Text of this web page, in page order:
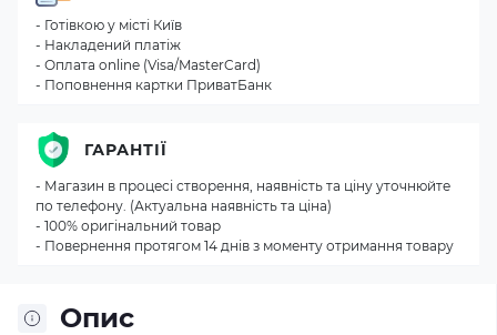
Опис
- Готівкою у місті Київ
- Накладений платіж
- Оплата online (Visa/MasterCard)
- Поповнення картки ПриватБанк
ГАРАНТІЇ
- Магазин в процесі створення, наявність та ціну уточнюйте
по телефону. (Актуальна наявність та ціна)
- 100% оригінальний товар
- Повернення протягом 14 днів з моменту отримання товару